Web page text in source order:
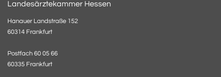
Landesärztekammer Hessen
Hanauer Landstraße 152
60314 Frankfurt
Postfach 60 05 66
60335 Frankfurt